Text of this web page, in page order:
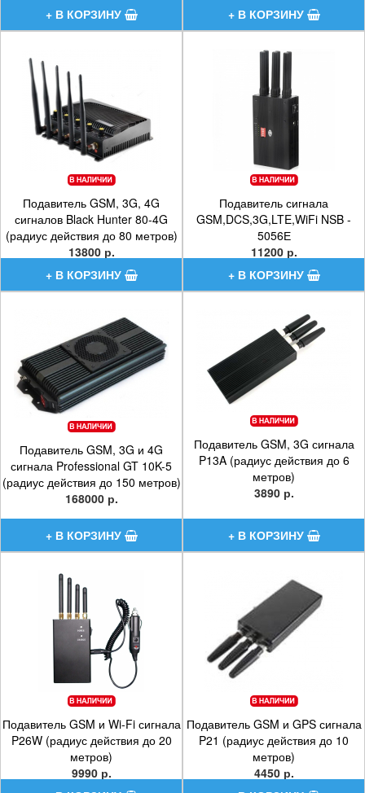
Подавитель GSM, 3G, 4G
сигналов Black Hunter 80-4G
(радиус действия до 80 метров)
13800 р.
Подавитель сигнала
GSM,DCS,3G,LTE,WiFi NSB -
5056Е
11200 р.
Подавитель GSM, 3G и 4G
сигнала Professional GT 10K-5
(радиус действия до 150 метров)
168000 р.
Подавитель GSM, 3G сигнала
P13A (радиус действия до 6
метров)
3890 р.
Подавитель GSM и Wi-Fi сигнала
P26W (радиус действия до 20
метров)
9990 р.
Подавитель GSM и GPS сигнала
P21 (радиус действия до 10
метров)
4450 р.